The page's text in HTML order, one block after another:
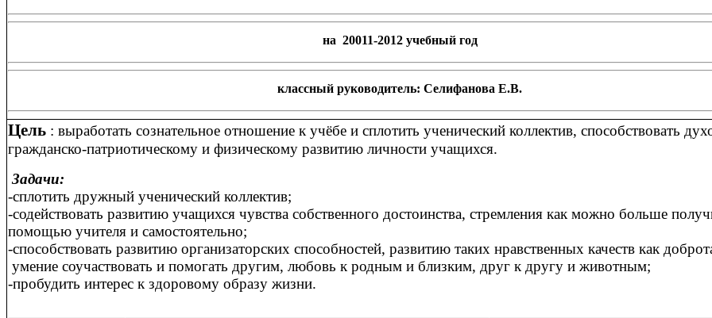
на 20011-2012 учебный год
классный руководитель: Селифанова Е.В.
Цель : выработать сознательное отношение к учёбе и сплотить ученический коллектив, способствовать
гражданско-патриотическому и физическому развитию личности учащихся.
Задачи:
-сплотить дружный ученический коллектив;
-содействовать развитию учащихся чувства собственного достоинства, стремления как можно больше
помощью учителя и самостоятельно;
-способствовать развитию организаторских способностей, развитию таких нравственных качеств как
умение соучаствовать и помогать другим, любовь к родным и близким, друг к другу и животным;
-пробудить интерес к здоровому образу жизни.